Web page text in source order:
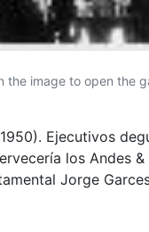
the image to open the
Ejecutivos
los Andes &
Jorge